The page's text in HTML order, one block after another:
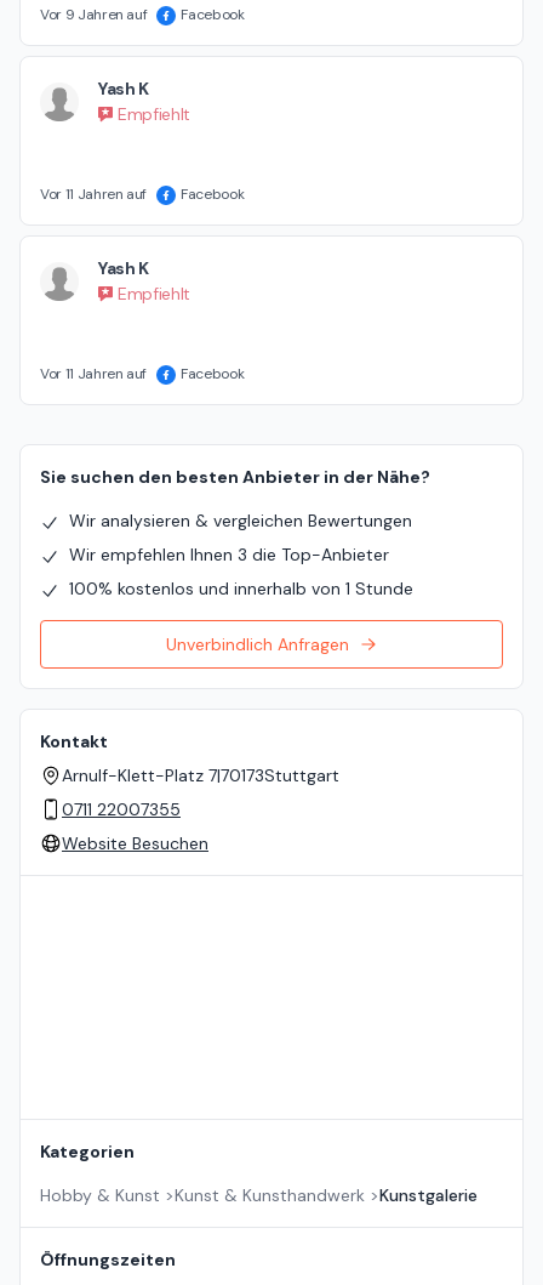
Vor 9 Jahren auf Facebook
Yash K
Empfiehlt
Vor 11 Jahren auf Facebook
Yash K
Empfiehlt
Vor 11 Jahren auf Facebook
Sie suchen den besten Anbieter in der Nähe?
Wir analysieren & vergleichen Bewertungen
Wir empfehlen Ihnen 3 die Top-Anbieter
100% kostenlos und innerhalb von 1 Stunde
Unverbindlich Anfragen
Kontakt
Arnulf-Klett-Platz 7|70173Stuttgart
0711 22007355
Website Besuchen
Kategorien
Hobby & Kunst >Kunst & Kunsthandwerk >Kunstgalerie
Öffnungszeiten